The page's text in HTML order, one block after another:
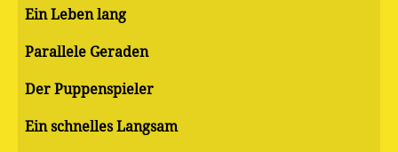
Ein Leben lang
Parallele Geraden
Der Puppenspieler
Ein schnelles Langsam